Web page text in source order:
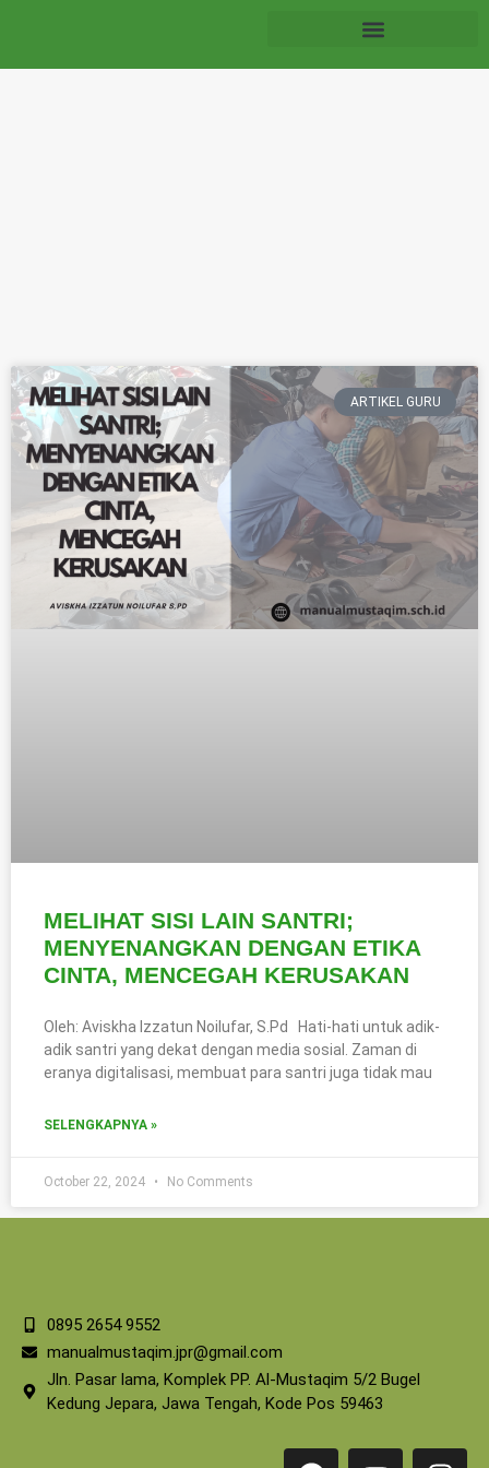
ARTIKEL GURU
MELIHAT SISI LAIN SANTRI;
MENYENANGKAN DENGAN ETIKA
CINTA, MENCEGAH KERUSAKAN
Oleh: Aviskha Izzatun Noilufar, S.Pd Hati-hati untuk adik-
adik santri yang dekat dengan media sosial. Zaman di
eranya digitalisasi, membuat para santri juga tidak mau
SELENGKAPNYA »
October 22, 2024 No Comments
0895 2654 9552
manualmustaqim.jpr@gmail.com
Jln. Pasar lama, Komplek PP. Al-Mustaqim 5/2 Bugel
Kedung Jepara, Jawa Tengah, Kode Pos 59463